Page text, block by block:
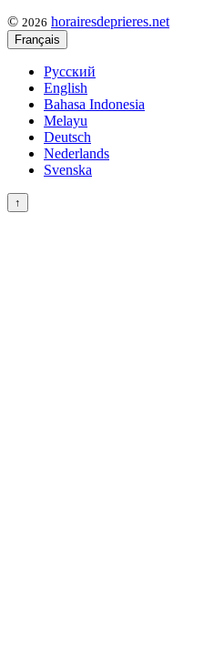
© 2026 horairesdeprieres.net
Français
Русский
English
Bahasa Indonesia
Melayu
Deutsch
Nederlands
Svenska
↑